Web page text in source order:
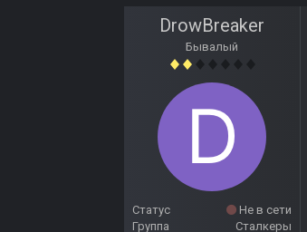
DrowBreaker
Бывалый
Статус
Не в сети
Группа
Сталкеры